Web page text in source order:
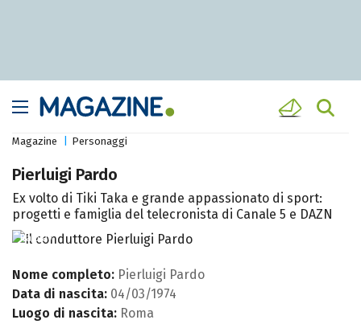
Magazine Personaggi
Pierluigi Pardo
Ex volto di Tiki Taka e grande appassionato di sport:
progetti e famiglia del telecronista di Canale 5 e DAZN
Raiplay
Nome completo: Pierluigi Pardo
Data di nascita: 04/03/1974
Luogo di nascita: Roma